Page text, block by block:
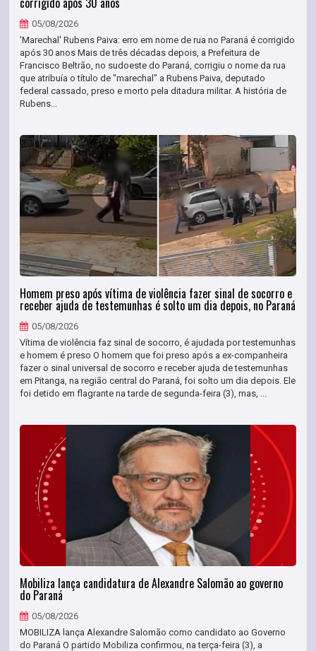
05/08/2026
'Marechal' Rubens Paiva: erro em nome de rua no Paraná é corrigido
após 30 anos Mais de três décadas depois, a Prefeitura de
Francisco Beltrão, no sudoeste do Paraná, corrigiu o nome da rua
que atribuía o título de "marechal" a Rubens Paiva, deputado
federal cassado, preso e morto pela ditadura militar. A história de
Rubens...
Homem preso após vítima de violência fazer sinal de socorro e
receber ajuda de testemunhas é solto um dia depois, no Paraná
05/08/2026
Vítima de violência faz sinal de socorro, é ajudada por testemunhas
e homem é preso O homem que foi preso após a ex-companheira
fazer o sinal universal de socorro e receber ajuda de testemunhas
em Pitanga, na região central do Paraná, foi solto um dia depois. Ele
foi detido em flagrante na tarde de segunda-feira (3), mas, ...
Mobiliza lança candidatura de Alexandre Salomão ao governo
do Paraná
05/08/2026
MOBILIZA lança Alexandre Salomão como candidato ao Governo
do Paraná O partido Mobiliza confirmou, na terça-feira (3), a